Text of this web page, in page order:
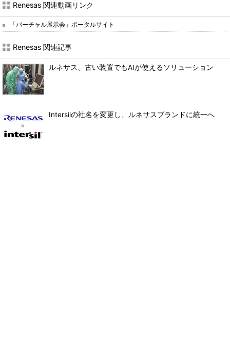
Renesas 関連動画リンク
「バーチャル展示会」ポータルサイト
Renesas 関連記事
ルネサス、古い装置でもAIが使えるソリューション
Intersilの社名を変更し、ルネサスブランドに統一へ